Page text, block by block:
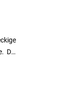
Die
Sie
von